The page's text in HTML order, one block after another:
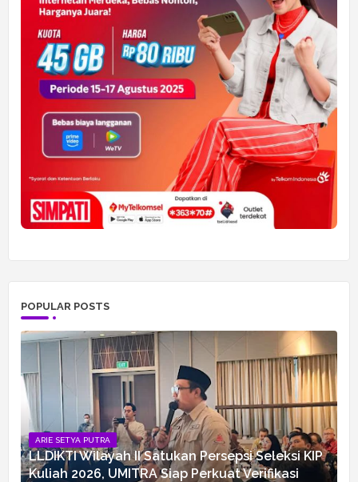
POPULAR POSTS
ARIE SETYA PUTRA
LLDIKTI Wilayah II Satukan Persepsi Seleksi KIP
Kuliah 2026, UMITRA Siap Perkuat Verifikasi